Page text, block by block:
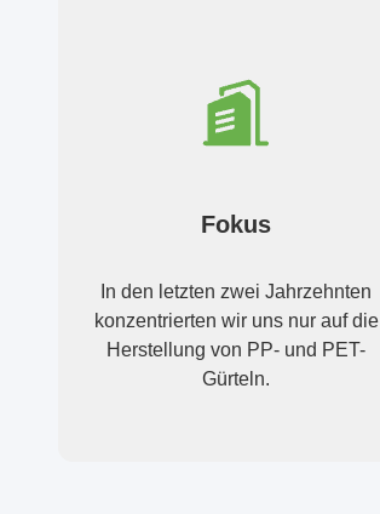
Fokus
In den letzten zwei Jahrzehnten
konzentrierten wir uns nur auf die
Herstellung von PP- und PET-
Gürteln.